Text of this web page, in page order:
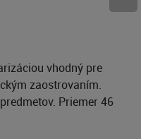
vhodný pre
zaostrovaním.
Priemer 46